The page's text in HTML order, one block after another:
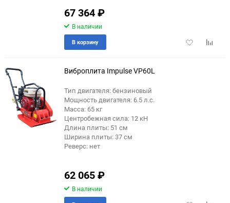
67 364₽
В наличии
Добавить
В корзину
Виброплита Impulse VP60L
Тип двигателя: бензиновый
Мощность двигателя: 6.5 л.с.
Масса: 65 кг
Центробежная сила: 12 кН
Длина плиты: 51 см
Ширина плиты: 37 см
Реверс: нет
62 065₽
В наличии